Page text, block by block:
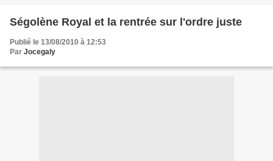
Ségolène Royal et la rentrée sur l'ordre juste
Publié le 13/08/2010 à 12:53
Par Jocegaly